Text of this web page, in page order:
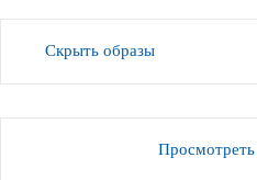
Скрыть образы
Просмотреть